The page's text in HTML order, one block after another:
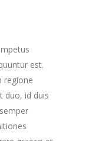
est.
regione
duo, id duis